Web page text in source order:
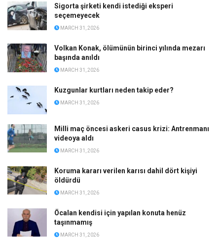
Sigorta şirketi kendi istediği eksperi
seçemeyecek
MARCH 31, 2026
Volkan Konak, ölümünün birinci yılında mezarı
başında anıldı
MARCH 31, 2026
Kuzgunlar kurtları neden takip eder?
MARCH 31, 2026
Milli maç öncesi askeri casus krizi: Antrenmanı
videoya aldı
MARCH 31, 2026
Koruma kararı verilen karısı dahil dört kişiyi
öldürdü
MARCH 31, 2026
Öcalan kendisi için yapılan konuta henüz
taşınmamış
MARCH 31, 2026